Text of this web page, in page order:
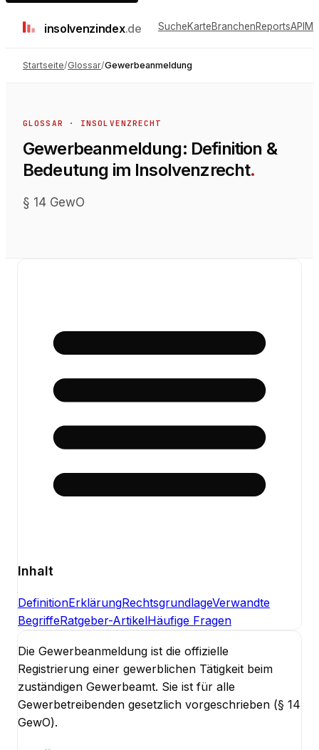
insolvenzindex.de SucheKarteBranchenReportsAPI
Startseite/Glossar/Gewerbeanmeldung
GLOSSAR · INSOLVENZRECHT
Gewerbeanmeldung: Definition &
Bedeutung im Insolvenzrecht.
§ 14 GewO
Inhalt
DefinitionErklärungRechtsgrundlageVerwandte
BegriffeRatgeber-ArtikelHäufige Fragen
Die Gewerbeanmeldung ist die offizielle
Registrierung einer gewerblichen Tätigkeit beim
zuständigen Gewerbeamt. Sie ist für alle
Gewerbetreibenden gesetzlich vorgeschrieben (§ 14
GewO).